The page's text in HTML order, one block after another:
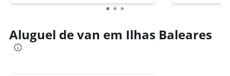
Aluguel de van em Ilhas Baleares